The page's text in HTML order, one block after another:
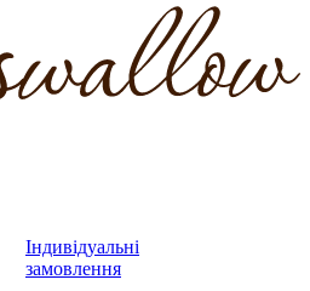
Індивідуальні
замовлення